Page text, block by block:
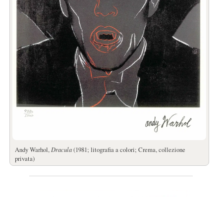
Andy Warhol, Dracula(1981; litografia a colori; Crema, collezione
privata)